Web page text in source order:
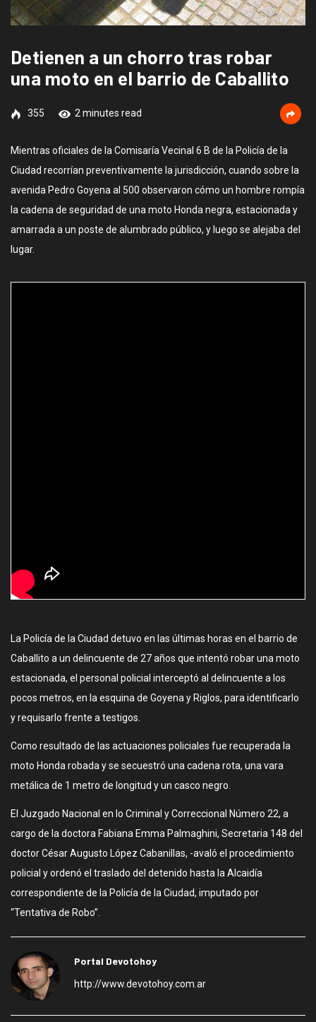
Detienen a un chorro tras robar
una moto en el barrio de Caballito
355 2 minutes read
Mientras oficiales de la Comisaría Vecinal 6 B de la Policía de la
Ciudad recorrían preventivamente la jurisdicción, cuando sobre la
avenida Pedro Goyena al 500 observaron cómo un hombre rompía
la cadena de seguridad de una moto Honda negra, estacionada y
amarrada a un poste de alumbrado público, y luego se alejaba del
lugar.
La Policía de la Ciudad detuvo en las últimas horas en el barrio de
Caballito a un delincuente de 27 años que intentó robar una moto
estacionada, el personal policial interceptó al delincuente a los
pocos metros, en la esquina de Goyena y Riglos, para identificarlo
y requisarlo frente a testigos.
Como resultado de las actuaciones policiales fue recuperada la
moto Honda robada y se secuestró una cadena rota, una vara
metálica de 1 metro de longitud y un casco negro.
El Juzgado Nacional en lo Criminal y Correccional Número 22, a
cargo de la doctora Fabiana Emma Palmaghini, Secretaria 148 del
doctor César Augusto López Cabanillas, -avaló el procedimiento
policial y ordenó el traslado del detenido hasta la Alcaidía
correspondiente de la Policía de la Ciudad, imputado por
“Tentativa de Robo”.
Portal Devotohoy
http://www.devotohoy.com.ar